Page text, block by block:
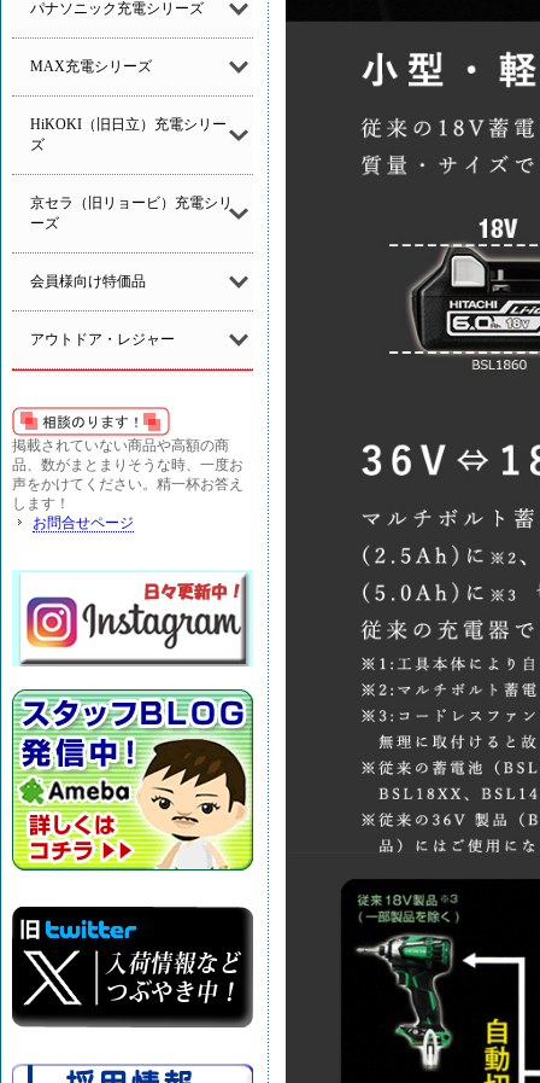
パナソニック充電シリーズ
MAX充電シリーズ
HiKOKI（旧日立）充電シリー
ズ
京セラ（旧リョービ）充電シリ
ーズ
会員様向け特価品
アウトドア・レジャー
掲載されていない商品や高額の商
品、数がまとまりそうな時、一度お
声をかけてください。精一杯お答え
します！
お問合せページ